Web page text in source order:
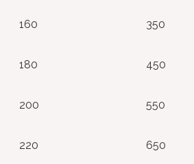
160 350
180 450
200 550
220 650